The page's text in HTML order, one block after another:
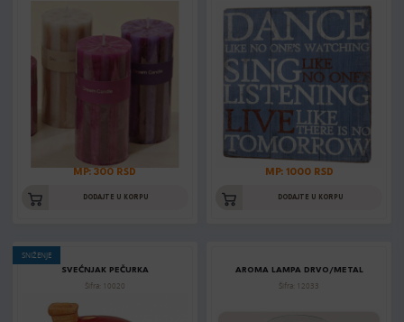
MP: 300 RSD
DODAJTE U KORPU
MP: 1000 RSD
DODAJTE U KORPU
SNIŽENJE
SVEĆNJAK PEČURKA
Šifra: 10020
AROMA LAMPA DRVO/METAL
Šifra: 12033